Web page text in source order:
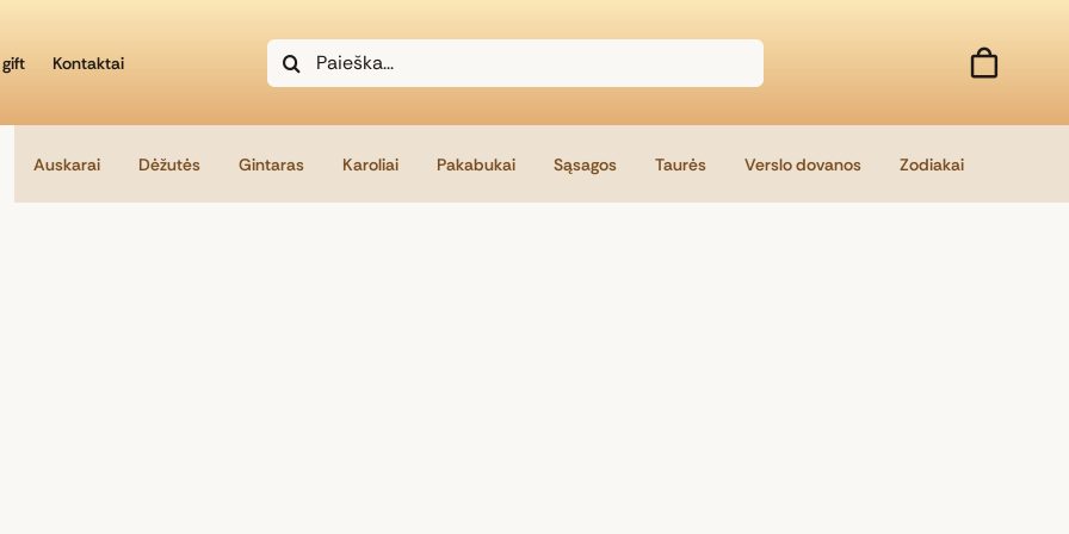
Kontaktai
Search
for:
Auskarai Dėžutės Gintaras Karoliai Pakabukai Sąsagos Taurės Verslo dovanos Zodiakai